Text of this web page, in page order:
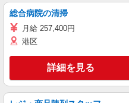
総合病院の清掃
月給 257,400円
港区
詳細を見る